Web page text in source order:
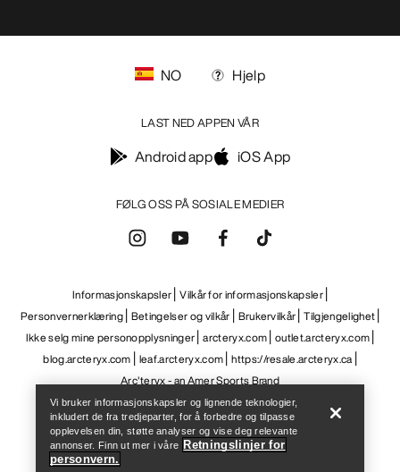
Help
FØLG OSS PÅ SOSIALE MEDIER
NO Hjelp
LAST NED APPEN VÅR
Android app iOS App
Informasjonskapsler Vilkår for informasjonskapsler
Personvernerklæring Betingelser og vilkår Brukervilkår Tilgjengelighet
Ikke selg mine personopplysninger arcteryx.com outlet.arcteryx.com
blog.arcteryx.com leaf.arcteryx.com https://resale.arcteryx.ca
Arc'teryx - an Amer Sports Brand
Vi bruker informasjonskapsler og lignende teknologier,
inkludert de fra tredjeparter, for å forbedre og tilpasse
opplevelsen din, støtte analyser og vise deg relevante
annonser. Finn ut mer i våre Retningslinjer for
personvern.